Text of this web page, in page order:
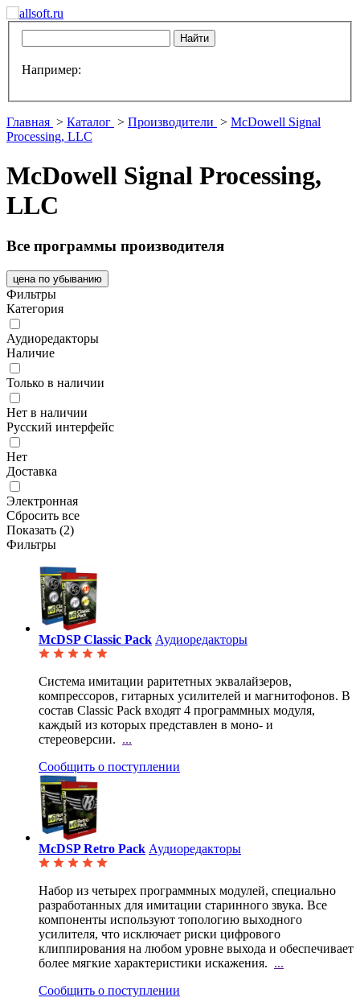
Например:
Главная > Каталог > Производители > McDowell Signal
Processing, LLC
McDowell Signal Processing,
LLC
Все программы производителя
цена по убыванию
Фильтры
Категория
Аудиоредакторы
Наличие
Только в наличии
Нет в наличии
Русский интерфейс
Нет
Доставка
Электронная
Сбросить все
Показать (2)
Фильтры
McDSP Classic Pack Аудиоредакторы
Система имитации раритетных эквалайзеров,
компрессоров, гитарных усилителей и магнитофонов. В
состав Classic Pack входят 4 программных модуля,
каждый из которых представлен в моно- и
стереоверсии. ...
Сообщить о поступлении
McDSP Retro Pack Аудиоредакторы
Набор из четырех программных модулей, специально
разработанных для имитации старинного звука. Все
компоненты используют топологию выходного
усилителя, что исключает риски цифрового
клиппирования на любом уровне выхода и обеспечивает
более мягкие характеристики искажения. ...
Сообщить о поступлении